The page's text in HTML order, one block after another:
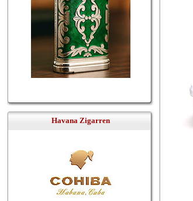
Havana Zigarren